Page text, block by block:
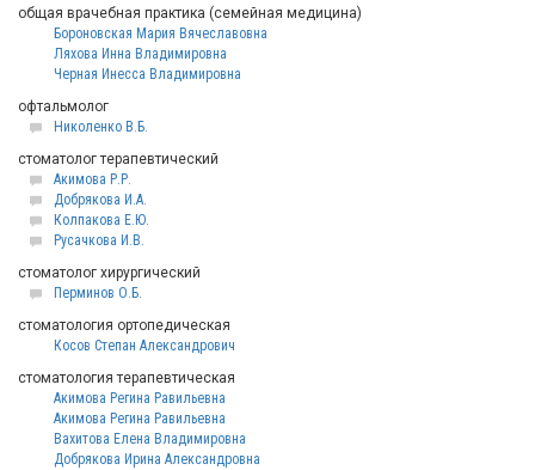
общая врачебная практика (семейная медицина)
Бороновская Мария Вячеславовна
Ляхова Инна Владимировна
Черная Инесса Владимировна
офтальмолог
Николенко В.Б.
стоматолог терапевтический
Акимова Р.Р.
Добрякова И.А.
Колпакова Е.Ю.
Русачкова И.В.
стоматолог хирургический
Перминов О.Б.
стоматология ортопедическая
Косов Степан Александрович
стоматология терапевтическая
Акимова Регина Равильевна
Акимова Регина Равильевна
Вахитова Елена Владимировна
Добрякова Ирина Александровна